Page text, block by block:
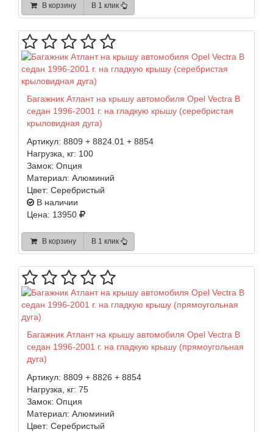
В корзину В 1 клик
Багажник Атлант на крышу автомобиля Opel Vectra B
седан 1996-2001 г. на гладкую крышу (серебристая
крыловидная дуга)
Артикул: 8809 + 8824.01 + 8854
Нагрузка, кг: 100
Замок: Опция
Материал: Алюминий
Цвет: Серебристый
В наличии
Цена: 13950
В корзину В 1 клик
Багажник Атлант на крышу автомобиля Opel Vectra B
седан 1996-2001 г. на гладкую крышу (прямоугольная
дуга)
Артикул: 8809 + 8826 + 8854
Нагрузка, кг: 75
Замок: Опция
Материал: Алюминий
Цвет: Серебристый